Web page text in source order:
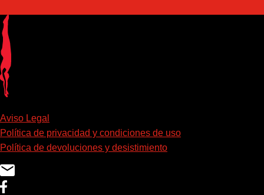
Aviso Legal
Política de privacidad y condiciones de uso
Política de devoluciones y desistimiento